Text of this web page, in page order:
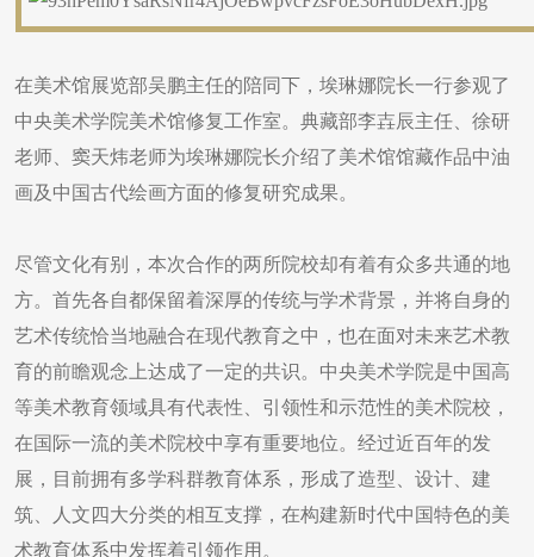
在美术馆展览部吴鹏主任的陪同下，埃琳娜院长一行参观了
中央美术学院美术馆修复工作室。典藏部李壵辰主任、徐研
老师、窦天炜老师为埃琳娜院长介绍了美术馆馆藏作品中油
画及中国古代绘画方面的修复研究成果。
尽管文化有别，本次合作的两所院校却有着有众多共通的地
方。首先各自都保留着深厚的传统与学术背景，并将自身的
艺术传统恰当地融合在现代教育之中，也在面对未来艺术教
育的前瞻观念上达成了一定的共识。中央美术学院是中国高
等美术教育领域具有代表性、引领性和示范性的美术院校，
在国际一流的美术院校中享有重要地位。经过近百年的发
展，目前拥有多学科群教育体系，形成了造型、设计、建
筑、人文四大分类的相互支撑，在构建新时代中国特色的美
术教育体系中发挥着引领作用。